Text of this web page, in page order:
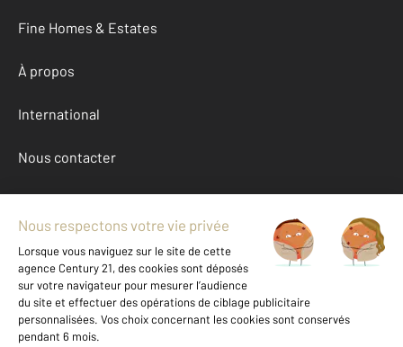
Fine Homes & Estates
À propos
International
Nous contacter
Mentions légales & CGU et Barèmes d'honoraires
Données personnelles
Gestionnaire des cookies